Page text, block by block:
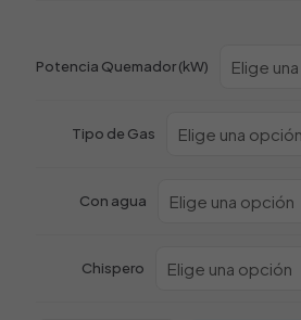
Potencia Quemador (kW)
Tipo de Gas
Con agua
Chispero